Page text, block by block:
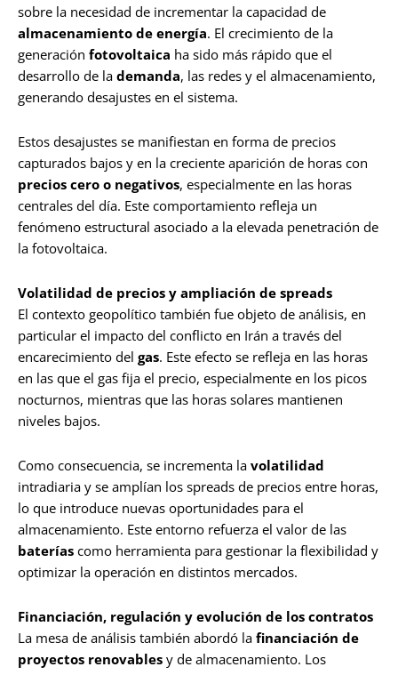
sobre la necesidad de incrementar la capacidad de
almacenamiento de energía. El crecimiento de la
generación fotovoltaica ha sido más rápido que el
desarrollo de la demanda, las redes y el almacenamiento,
generando desajustes en el sistema.
Estos desajustes se manifiestan en forma de precios
capturados bajos y en la creciente aparición de horas con
precios cero o negativos, especialmente en las horas
centrales del día. Este comportamiento refleja un
fenómeno estructural asociado a la elevada penetración de
la fotovoltaica.
Volatilidad de precios y ampliación de spreads
El contexto geopolítico también fue objeto de análisis, en
particular el impacto del conflicto en Irán a través del
encarecimiento del gas. Este efecto se refleja en las horas
en las que el gas fija el precio, especialmente en los picos
nocturnos, mientras que las horas solares mantienen
niveles bajos.
Como consecuencia, se incrementa la volatilidad
intradiaria y se amplían los spreads de precios entre horas,
lo que introduce nuevas oportunidades para el
almacenamiento. Este entorno refuerza el valor de las
baterías como herramienta para gestionar la flexibilidad y
optimizar la operación en distintos mercados.
Financiación, regulación y evolución de los contratos
La mesa de análisis también abordó la financiación de
proyectos renovables y de almacenamiento. Los